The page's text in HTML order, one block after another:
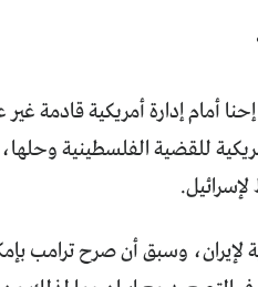
أمام إدارة أمريكية قادمة
للقضية الفلسطينية
لإيران، وسبق أن صرح ترامب